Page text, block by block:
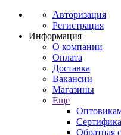
Авторизация
Регистрация
Информация
О компании
Оплата
Доставка
Вакансии
Магазины
Еще
Обратная